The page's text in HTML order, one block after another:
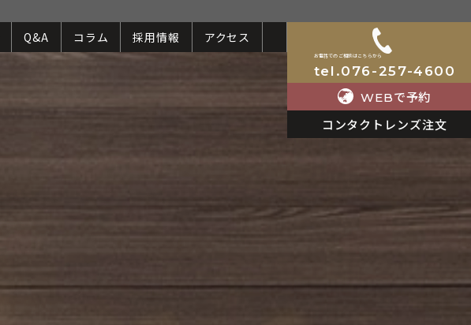
Q&A コラム 採用情報 アクセス
お電話でのご相談はこちらから
tel.076-257-4600
WEBで予約
コンタクトレンズ注文